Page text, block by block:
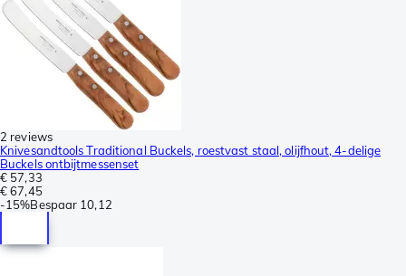
2 reviews
Knivesandtools Traditional Buckels, roestvast staal, olijfhout, 4-delige
Buckels ontbijtmessenset
€ 57,33
€ 67,45
-15%Bespaar 10,12